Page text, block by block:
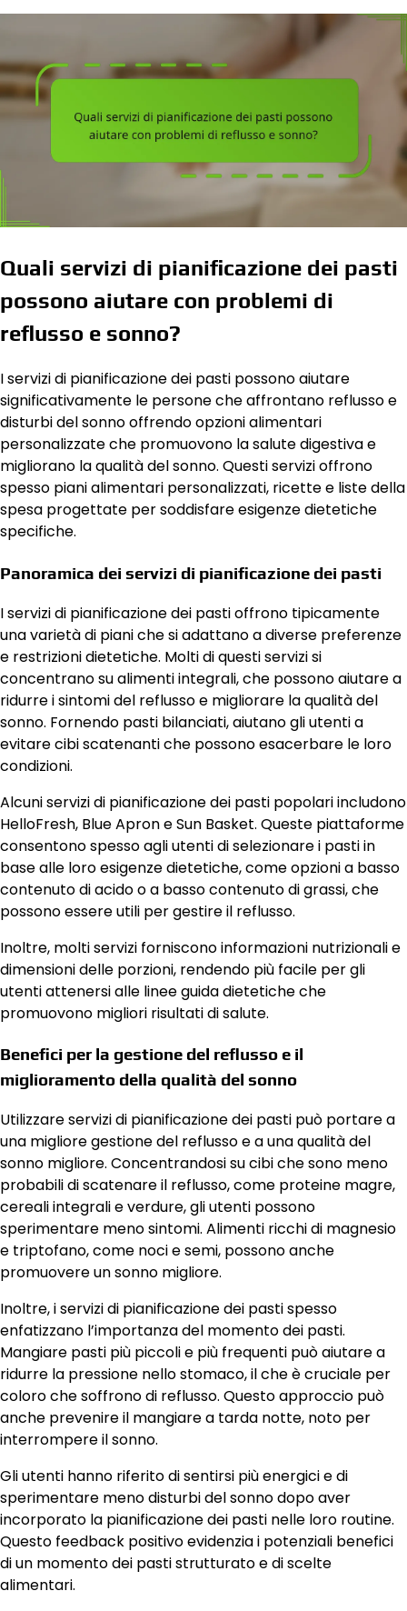
Quali servizi di pianificazione dei pasti
possono aiutare con problemi di
reflusso e sonno?
I servizi di pianificazione dei pasti possono aiutare
significativamente le persone che affrontano reflusso e
disturbi del sonno offrendo opzioni alimentari
personalizzate che promuovono la salute digestiva e
migliorano la qualità del sonno. Questi servizi offrono
spesso piani alimentari personalizzati, ricette e liste della
spesa progettate per soddisfare esigenze dietetiche
specifiche.
Panoramica dei servizi di pianificazione dei pasti
I servizi di pianificazione dei pasti offrono tipicamente
una varietà di piani che si adattano a diverse preferenze
e restrizioni dietetiche. Molti di questi servizi si
concentrano su alimenti integrali, che possono aiutare a
ridurre i sintomi del reflusso e migliorare la qualità del
sonno. Fornendo pasti bilanciati, aiutano gli utenti a
evitare cibi scatenanti che possono esacerbare le loro
condizioni.
Alcuni servizi di pianificazione dei pasti popolari includono
HelloFresh, Blue Apron e Sun Basket. Queste piattaforme
consentono spesso agli utenti di selezionare i pasti in
base alle loro esigenze dietetiche, come opzioni a basso
contenuto di acido o a basso contenuto di grassi, che
possono essere utili per gestire il reflusso.
Inoltre, molti servizi forniscono informazioni nutrizionali e
dimensioni delle porzioni, rendendo più facile per gli
utenti attenersi alle linee guida dietetiche che
promuovono migliori risultati di salute.
Benefici per la gestione del reflusso e il
miglioramento della qualità del sonno
Utilizzare servizi di pianificazione dei pasti può portare a
una migliore gestione del reflusso e a una qualità del
sonno migliore. Concentrandosi su cibi che sono meno
probabili di scatenare il reflusso, come proteine magre,
cereali integrali e verdure, gli utenti possono
sperimentare meno sintomi. Alimenti ricchi di magnesio
e triptofano, come noci e semi, possono anche
promuovere un sonno migliore.
Inoltre, i servizi di pianificazione dei pasti spesso
enfatizzano l’importanza del momento dei pasti.
Mangiare pasti più piccoli e più frequenti può aiutare a
ridurre la pressione nello stomaco, il che è cruciale per
coloro che soffrono di reflusso. Questo approccio può
anche prevenire il mangiare a tarda notte, noto per
interrompere il sonno.
Gli utenti hanno riferito di sentirsi più energici e di
sperimentare meno disturbi del sonno dopo aver
incorporato la pianificazione dei pasti nelle loro routine.
Questo feedback positivo evidenzia i potenziali benefici
di un momento dei pasti strutturato e di scelte
alimentari.